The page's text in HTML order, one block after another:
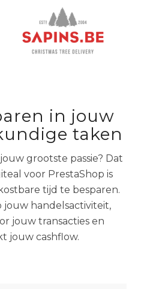
in jouw
taken
grootste passie? Dat
voor PrestaShop is
tijd te besparen.
jouw handelsactiviteit,
jouw transacties en
jouw cashflow.